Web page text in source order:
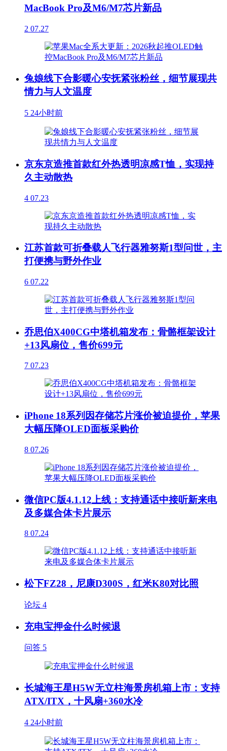
MacBook Pro及M6/M7芯片新品
2 07.27
兔娘线下合影暖心安抚紧张粉丝，细节展现共
情力与人文温度
5 24小时前
京东京造推首款红外热透明凉感T恤，实现持
久主动散热
4 07.23
江苏首款可折叠载人飞行器雅努斯1型问世，主
打便携与野外作业
6 07.22
乔思伯X400CG中塔机箱发布：骨骼框架设计
+13风扇位，售价699元
7 07.23
iPhone 18系列因存储芯片涨价被迫提价，苹果
大幅压降OLED面板采购价
8 07.26
微信PC版4.1.12上线：支持通话中接听新来电
及多媒合体卡片展示
8 07.24
松下FZ28，尼康D300S，红米K80对比照
论坛 4
充电宝押金什么时候退
问答 5
长城海王星H5W无立柱海景房机箱上市：支持
ATX/ITX，十风扇+360水冷
4 24小时前